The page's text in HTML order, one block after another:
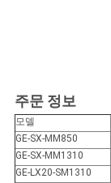
주문 정보
모델
GE-SX-MM850
GE-SX-MM1310
GE-LX20-SM1310